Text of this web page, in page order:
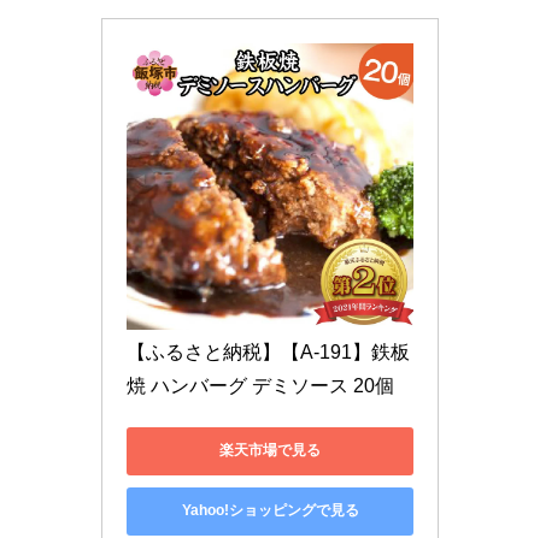
【ふるさと納税】【A-191】鉄板
焼 ハンバーグ デミソース 20個
楽天市場で見る
Yahoo!ショッピングで見る